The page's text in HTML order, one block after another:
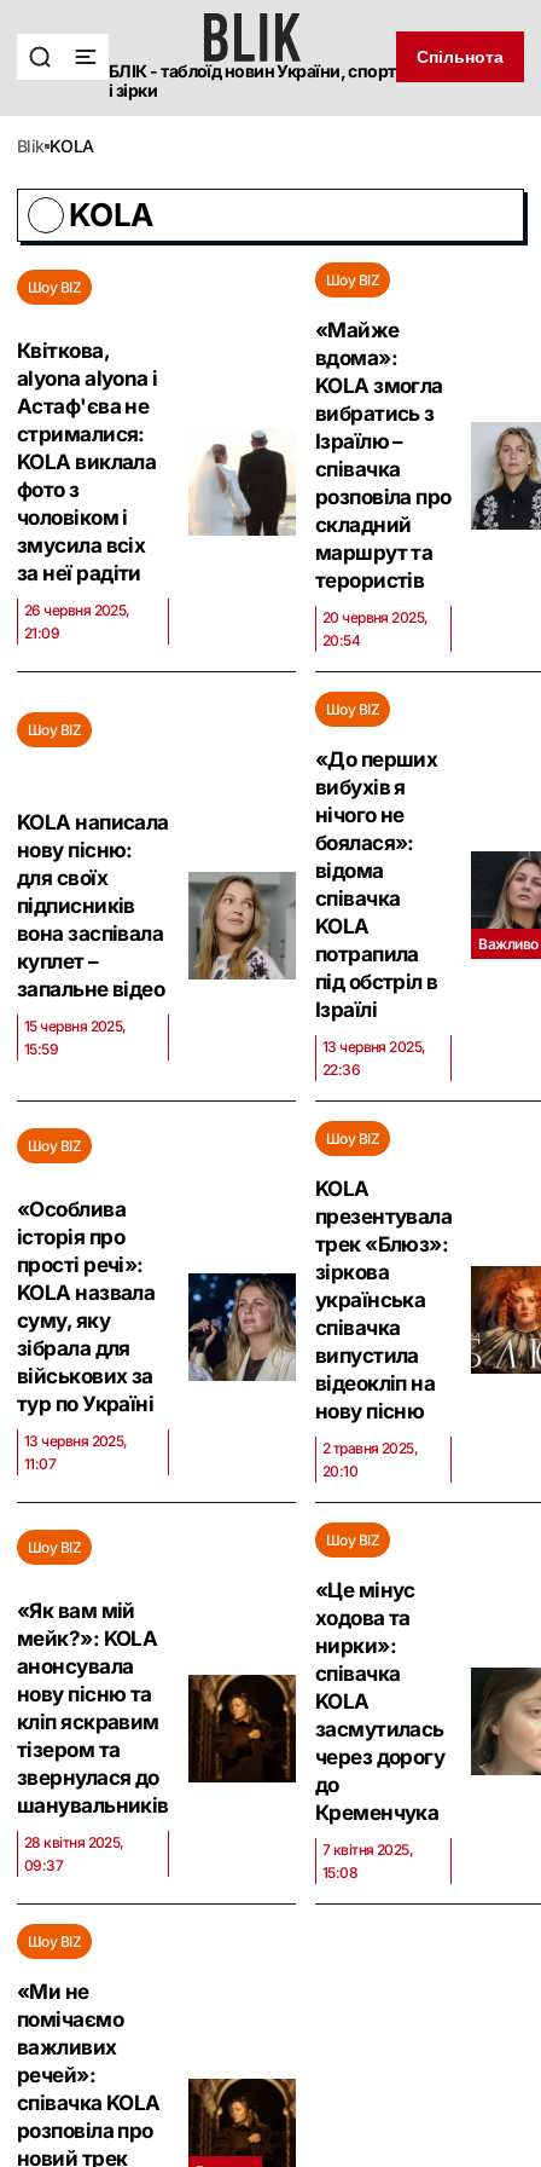
БЛІК - таблоїд новин України, спорт
і зірки
Спільнота
blik KOLA
KOLA
Шоу BIZ
Квіткова,
alyona alyona і
Астаф'єва не
стрималися:
KOLA виклала
фото з
чоловіком і
змусила всіх
за неї радіти
26 червня 2025,
21:09
Шоу BIZ
«Майже
вдома»:
KOLA змогла
вибратись з
Ізраїлю –
співачка
розповіла про
складний
маршрут та
терористів
20 червня 2025,
20:54
Шоу BIZ
KOLA написала
нову пісню:
для своїх
підписників
вона заспівала
куплет –
запальне відео
15 червня 2025,
15:59
Важливо
Шоу BIZ
«До перших
вибухів я
нічого не
боялася»:
відома
співачка
KOLA
потрапила
під обстріл в
Ізраїлі
13 червня 2025,
22:36
Шоу BIZ
«Особлива
історія про
прості речі»:
KOLA назвала
суму, яку
зібрала для
військових за
тур по Україні
13 червня 2025,
11:07
Шоу BIZ
KOLA
презентувала
трек «Блюз»:
зіркова
українська
співачка
випустила
відеокліп на
нову пісню
2 травня 2025,
20:10
Шоу BIZ
«Як вам мій
мейк?»: KOLA
анонсувала
нову пісню та
кліп яскравим
тізером та
звернулася до
шанувальників
28 квітня 2025,
09:37
Шоу BIZ
«Це мінус
ходова та
нирки»:
співачка
KOLA
засмутилась
через дорогу
до
Кременчука
7 квітня 2025,
15:08
Шоу BIZ
«Ми не
помічаємо
важливих
речей»:
співачка KOLA
розповіла про
новий трек